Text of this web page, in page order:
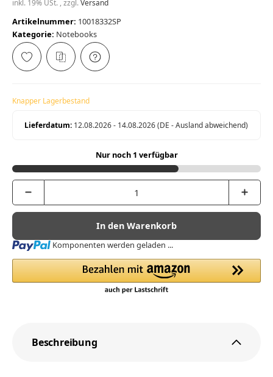
inkl. 19% USt. , zzgl.Versand
Artikelnummer: 10018332SP
Kategorie: Notebooks
Knapper Lagerbestand
Lieferdatum: 12.08.2026 - 14.08.2026(DE - Ausland abweichend)
Nur noch 1 verfügbar
In den Warenkorb
Loading... Komponenten werden geladen ...
Beschreibung